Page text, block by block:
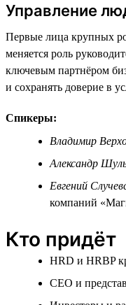
Управление
Первые лица крупных
меняется роль
ключевым партнёром
и сохранять доверие в
Спикеры:
Владимир
Александр
Евгений
компаний
Кто придёт
HRD и HRBP
СЕО и